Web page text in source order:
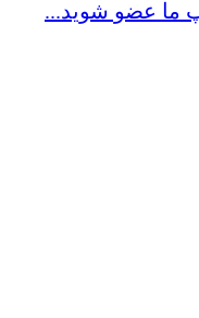
ما عضو شوید...